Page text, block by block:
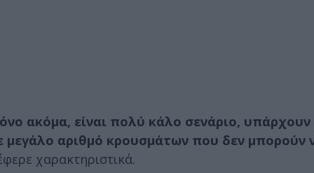
ακόμα, είναι πολύ κάλο σενάριο, υπάρχουν
μεγάλο αριθμό κρουσμάτων που δεν μπορούν
χαρακτηριστικά.